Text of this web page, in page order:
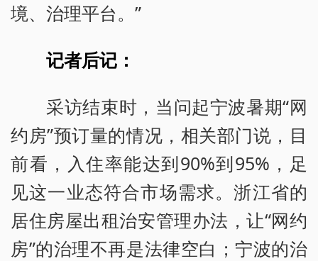
境、治理平台。”
记者后记：
采访结束时，当问起宁波暑期“网
约房”预订量的情况，相关部门说，目
前看，入住率能达到90%到95%，足
见这一业态符合市场需求。浙江省的
居住房屋出租治安管理办法，让“网约
房”的治理不再是法律空白；宁波的治